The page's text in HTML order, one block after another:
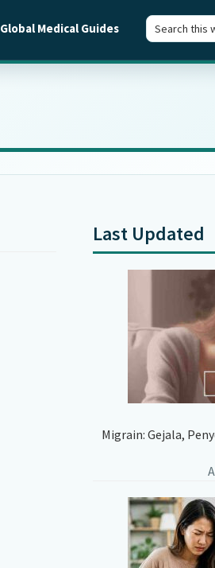
Global Medical Guides
Search
this
Primary
Sidebar
Last Updated
Migrain: Gejala,